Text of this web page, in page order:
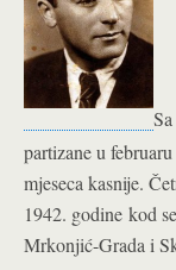
partizane u
mjeseca kasnije.
1942. godine kod
Mrkonjić-Grada i